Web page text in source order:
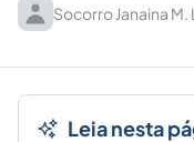
Socorro Janaina
Leia nesta